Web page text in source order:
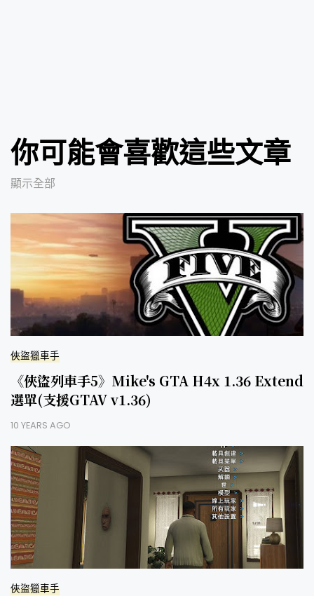
你可能會喜歡這些文章
顯示全部
俠盜獵車手
《俠盜列車手5》Mike's GTA H4x 1.36
選單(支援GTAV v1.36)
10 YEARS AGO
俠盜獵車手